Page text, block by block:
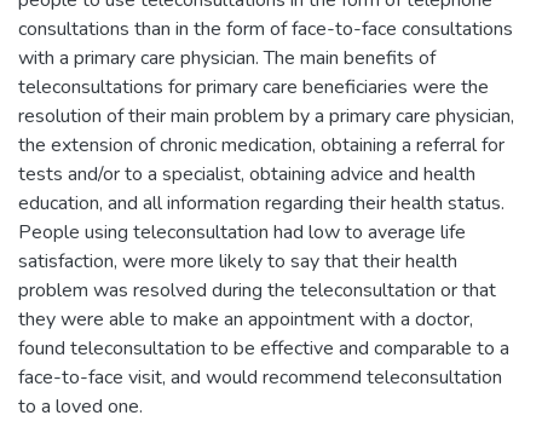
consultations than in the form of face-to-face consultations
with a primary care physician. The main benefits of
teleconsultations for primary care beneficiaries were the
resolution of their main problem by a primary care physician,
the extension of chronic medication, obtaining a referral for
tests and/or to a specialist, obtaining advice and health
education, and all information regarding their health status.
People using teleconsultation had low to average life
satisfaction, were more likely to say that their health
problem was resolved during the teleconsultation or that
they were able to make an appointment with a doctor,
found teleconsultation to be effective and comparable to a
face-to-face visit, and would recommend teleconsultation
to a loved one.